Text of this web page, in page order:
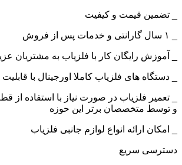
_ تضمین قیمت و کیفیت
_ آموزش رایگان کار با فلزیاب به مشتریان
_ دستگاه های فلزیاب کاملا اورجینال با
_ تعمیر فلزیاب در صورت نیاز با استفاده از
و توسط متخصصان برتر این حوزه
_ امکان ارائه انواع لوازم جانبی فلزیاب
دسترسی سریع